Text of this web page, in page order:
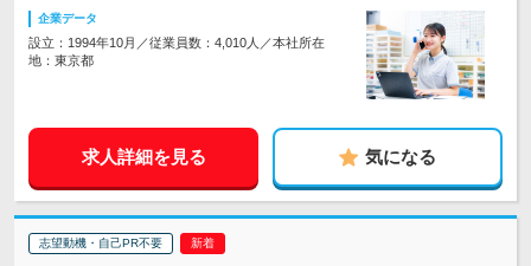
企業データ
設立：1994年10月／従業員数：4,010人／本社所在
地：東京都
求人詳細を見る 気になる
志望動機・自己PR不要